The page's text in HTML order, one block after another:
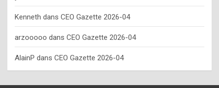
u
s
h
o
Kenneth dans CEO Gazette 2026-04
arzooooo dans CEO Gazette 2026-04
AlainP dans CEO Gazette 2026-04